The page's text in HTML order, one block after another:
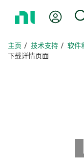
页
我的
主页 技术支持 软件
下载详情页面